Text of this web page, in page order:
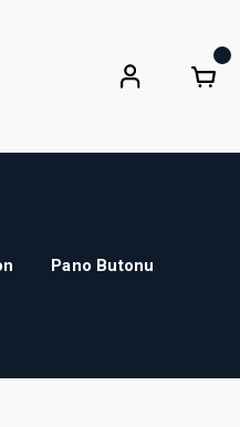
Pano Butonu